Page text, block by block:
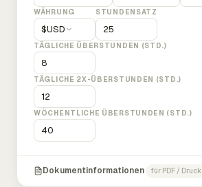
WÄHRUNG
$USD
STUNDENSATZ
TÄGLICHE ÜBERSTUNDEN (STD.)
TÄGLICHE 2X-ÜBERSTUNDEN (STD.)
WÖCHENTLICHE ÜBERSTUNDEN (STD.)
Dokumentinformationen für PDF / Druck